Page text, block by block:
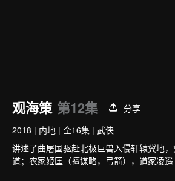
观海策 第12集
分享
2018 | 内地 | 全16集 | 武侠
讲述了曲屠国驱赶北极巨兽入侵轩辕冀地
道；农家姬匡（擅谋略，弓箭），道家凌